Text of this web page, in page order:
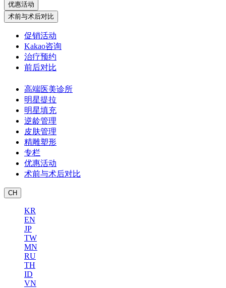
优惠活动
术前与术后对比
促销活动
Kakao咨询
治疗预约
前后对比
高端医美诊所
明星提拉
明星填充
逆龄管理
皮肤管理
精雕塑形
专栏
优惠活动
术前与术后对比
CH
KR
EN
JP
TW
MN
RU
TH
ID
VN